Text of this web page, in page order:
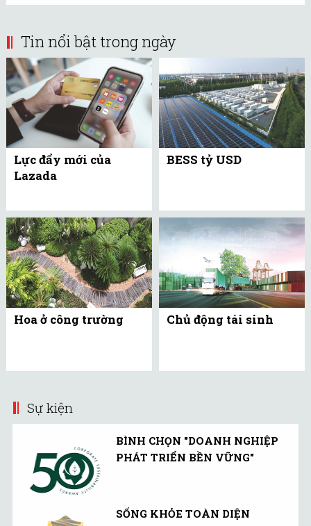
Tin nổi bật trong ngày
Lực đẩy mới của
Lazada
BESS tỷ USD
Hoa ở công trường Chủ động tái sinh
Sự kiện
BÌNH CHỌN "DOANH NGHIỆP
PHÁT TRIỂN BỀN VỮNG"
SỐNG KHỎE TOÀN DIỆN